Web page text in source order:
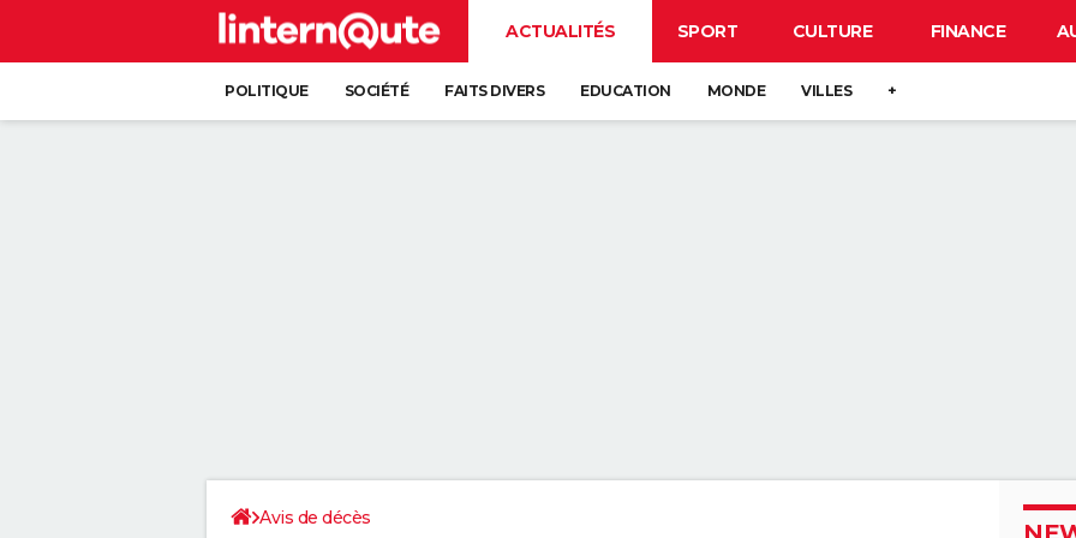
ACTUALITÉS SPORT CULTURE FINANCE
POLITIQUE SOCIÉTÉ FAITS DIVERS EDUCATION MONDE VILLES +
Avis de décès